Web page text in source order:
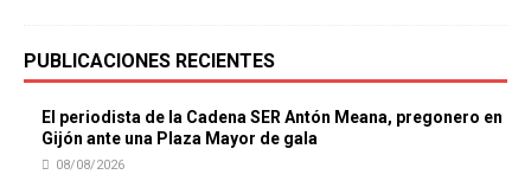
PUBLICACIONES RECIENTES
El periodista de la Cadena SER Antón Meana, pregonero en
Gijón ante una Plaza Mayor de gala
08/08/2026